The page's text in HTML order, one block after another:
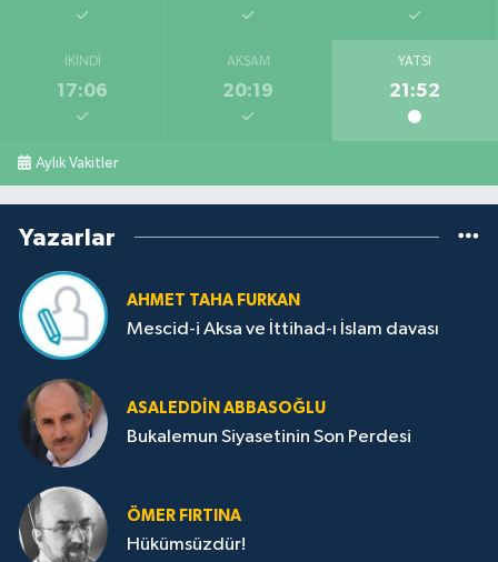
İKINDI
17:06
AKŞAM
20:19
YATSI
21:52
Aylık Vakitler
Yazarlar
AHMET TAHA FURKAN
Mescid-i Aksa ve İttihad-ı İslam davası
ASALEDDIN ABBASOĞLU
Bukalemun Siyasetinin Son Perdesi
ÖMER FIRTINA
Hükümsüzdür!